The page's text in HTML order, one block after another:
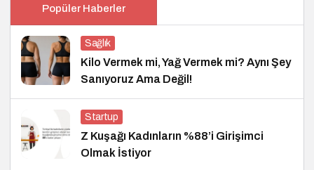
Popüler Haberler
Sağlık
Kilo Vermek mi, Yağ Vermek mi? Aynı Şey
Sanıyoruz Ama Değil!
Startup
Z Kuşağı Kadınların %88’i Girişimci
Olmak İstiyor